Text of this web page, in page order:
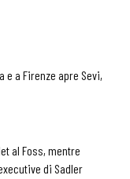
e a Firenze apre Sevi,
al Foss, mentre
di Sadler